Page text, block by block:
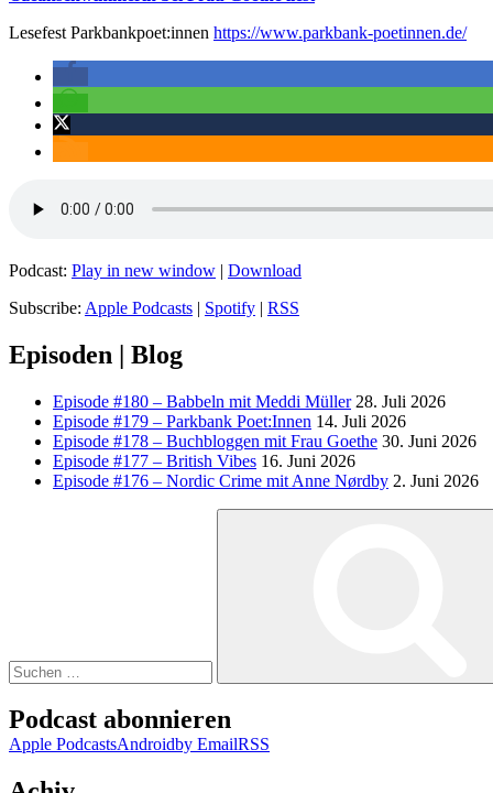
Lesefest Parkbankpoet:innen https://www.parkbank-poetinnen.de/
Podcast: Play in new window | Download
Subscribe: Apple Podcasts | Spotify | RSS
Episoden | Blog
Episode #180 – Babbeln mit Meddi Müller 28. Juli 2026
Episode #179 – Parkbank Poet:Innen 14. Juli 2026
Episode #178 – Buchbloggen mit Frau Goethe 30. Juni 2026
Episode #177 – British Vibes 16. Juni 2026
Episode #176 – Nordic Crime mit Anne Nørdby 2. Juni 2026
Podcast abonnieren
Apple PodcastsAndroidby EmailRSS